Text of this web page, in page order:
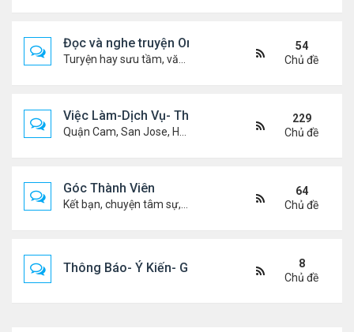
Đọc và nghe truyện Online
54
Chủ đề
Việc Làm-Dịch Vụ- Thuê Nhà
229
Chủ đề
Góc Thành Viên
64
Chủ đề
Thông Báo- Ý Kiến- Góp Ý- Liên Lạc
8
Chủ đề